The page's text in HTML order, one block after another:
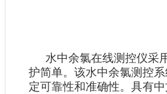
水中余氯在线测控仪采
护简单。该水中余氯测控
定可靠性和准确性。具有